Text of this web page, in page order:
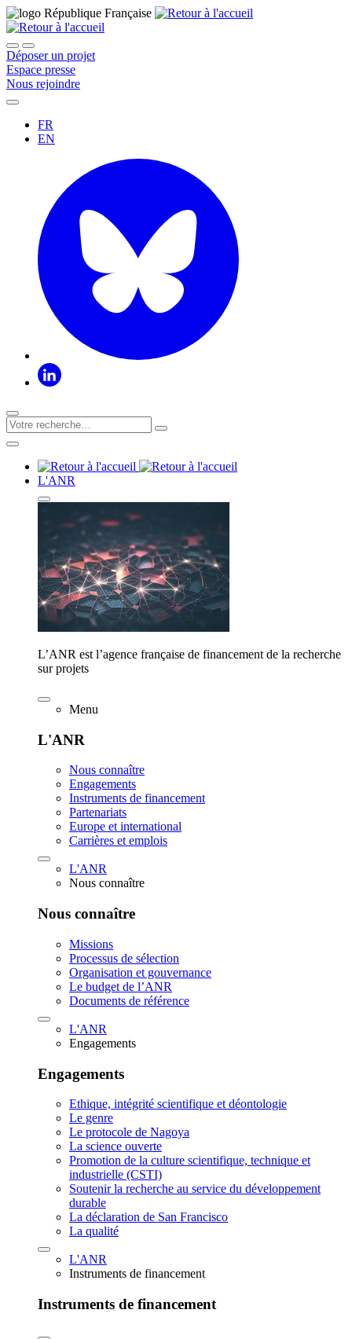
Déposer un projet
Espace presse
Nous rejoindre
FR
EN
L'ANR
L’ANR est l’agence française de financement de la recherche
sur projets
Menu
L'ANR
Nous connaître
Engagements
Instruments de financement
Partenariats
Europe et international
Carrières et emplois
L'ANR
Nous connaître
Nous connaître
Missions
Processus de sélection
Organisation et gouvernance
Le budget de l’ANR
Documents de référence
L'ANR
Engagements
Engagements
Ethique, intégrité scientifique et déontologie
Le genre
Le protocole de Nagoya
La science ouverte
Promotion de la culture scientifique, technique et
industrielle (CSTI)
Soutenir la recherche au service du développement
durable
La déclaration de San Francisco
La qualité
L'ANR
Instruments de financement
Instruments de financement